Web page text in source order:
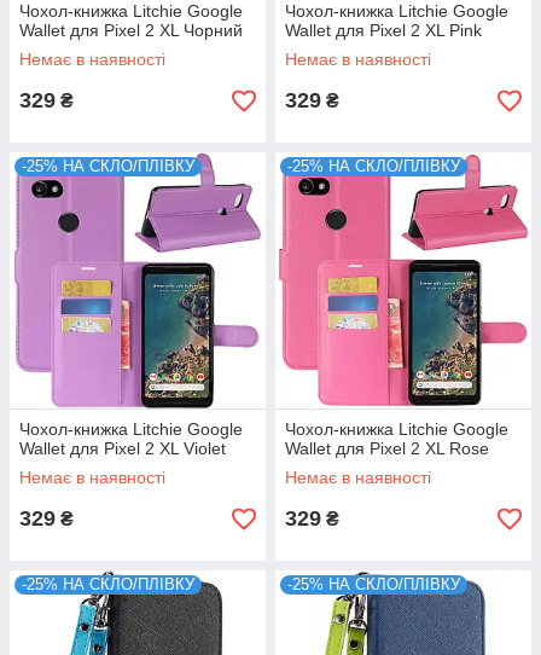
Чохол-книжка Litchie Google
Wallet для Pixel 2 XL Чорний
Немає в наявності
329 ₴
Чохол-книжка Litchie Google
Wallet для Pixel 2 XL Pink
Немає в наявності
329 ₴
-25% НА СКЛО/ПЛІВКУ
Чохол-книжка Litchie Google
Wallet для Pixel 2 XL Violet
Немає в наявності
329 ₴
-25% НА СКЛО/ПЛІВКУ
Чохол-книжка Litchie Google
Wallet для Pixel 2 XL Rose
Немає в наявності
329 ₴
-25% НА СКЛО/ПЛІВКУ -25% НА СКЛО/ПЛІВКУ